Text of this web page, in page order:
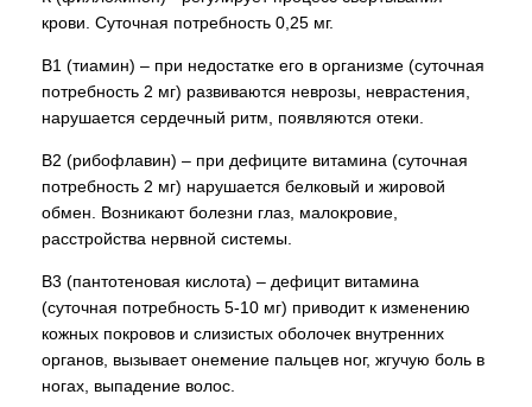
крови. Суточная потребность 0,25 мг.
В1 (тиамин) – при недостатке его в организме (суточная
потребность 2 мг) развиваются неврозы, неврастения,
нарушается сердечный ритм, появляются отеки.
В2 (рибофлавин) – при дефиците витамина (суточная
потребность 2 мг) нарушается белковый и жировой
обмен. Возникают болезни глаз, малокровие,
расстройства нервной системы.
В3 (пантотеновая кислота) – дефицит витамина
(суточная потребность 5-10 мг) приводит к изменению
кожных покровов и слизистых оболочек внутренних
органов, вызывает онемение пальцев ног, жгучую боль в
ногах, выпадение волос.